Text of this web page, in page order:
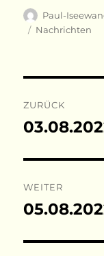
Autor
Paul-
Kategorien
Nachrichten
ZURÜCK
Vorheriger
WEITER
Nächster